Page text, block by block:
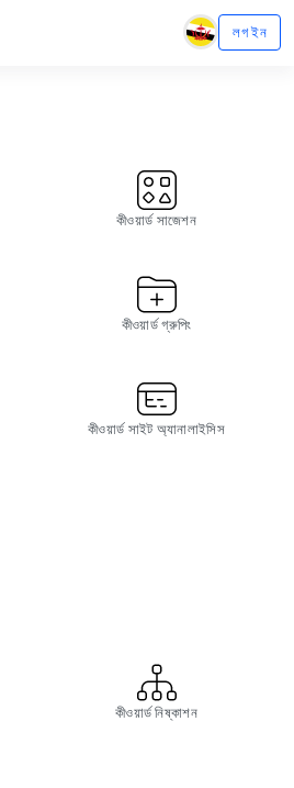
লগ ইন
কীওয়ার্ড সাজেশন
কীওয়ার্ড গ্রুপিং
কীওয়ার্ড সাইট অ্যানালাইসিস
কীওয়ার্ড নিষ্কাশন